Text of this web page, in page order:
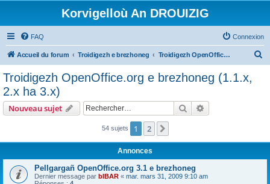
Korvigelloù An DROUIZIG
FAQ Connexion
Accueil du forum Troidigezh e brezhoneg Troidigezh OpenOffice.org e brezhoneg (1.1.x, 2.x ha 3.x)
c
Troidigezh OpenOffice.org e brezhoneg (1.1.x,
2.x ha 3.x)
Nouveau sujet Rechercher
54 sujets 1 2
Annonces
Pellgargañ OpenOffice.org 3.1 e brezhoneg
Dernier message par bIBAR « mar. mars 31, 2009 9:10 am